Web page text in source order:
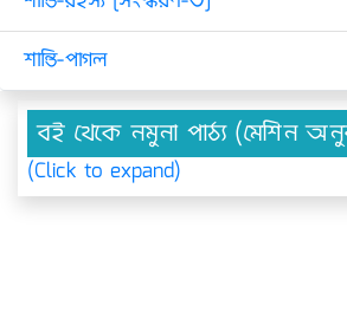
শান্তি-পাগল
বই থেকে নমুনা পাঠ্য (মেশিন
(Click to expand)